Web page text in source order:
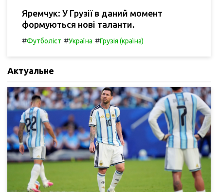
Яремчук: У Грузії в даний момент
формуються нові таланти.
#Футболіст #Україна #Грузія (країна)
Актуальне